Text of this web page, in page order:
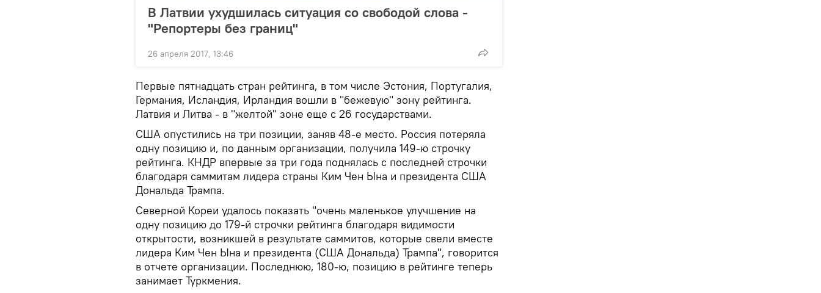
В Латвии ухудшилась ситуация со свободой слова -
"Репортеры без границ"
26 апреля 2017, 13:46
Первые пятнадцать стран рейтинга, в том числе Эстония, Португалия,
Германия, Исландия, Ирландия вошли в "бежевую" зону рейтинга.
Латвия и Литва - в "желтой" зоне еще с 26 государствами.
США опустились на три позиции, заняв 48-е место. Россия потеряла
одну позицию и, по данным организации, получила 149-ю строчку
рейтинга. КНДР впервые за три года поднялась с последней строчки
благодаря саммитам лидера страны Ким Чен Ына и президента США
Дональда Трампа.
Северной Кореи удалось показать "очень маленькое улучшение на
одну позицию до 179-й строчки рейтинга благодаря видимости
открытости, возникшей в результате саммитов, которые свели вместе
лидера Ким Чен Ына и президента (США Дональда) Трампа", говорится
в отчете организации. Последнюю, 180-ю, позицию в рейтинге теперь
занимает Туркмения.